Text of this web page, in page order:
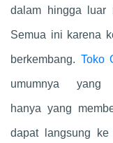
dalam hingga luar
Semua ini karena
berkembang. Toko
umumnya yang
hanya yang
dapat langsung